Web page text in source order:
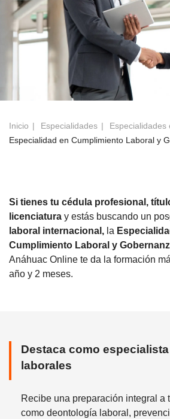
Inicio Especialidades
Especialidades
Especialidad en Cumplimiento Laboral y
Si tienes tu cédula profesional,
licenciatura y estás buscando un
laboral internacional, la
Cumplimiento Laboral y
Anáhuac Online te da la formación
año y 2 meses.
Destaca como
laborales
Recibe una preparación integral a
como deontología laboral,